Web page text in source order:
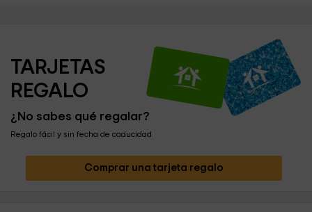
TARJETAS
REGALO
¿No sabes qué regalar?
Regalo fácil y sin fecha de caducidad
Comprar una tarjeta regalo